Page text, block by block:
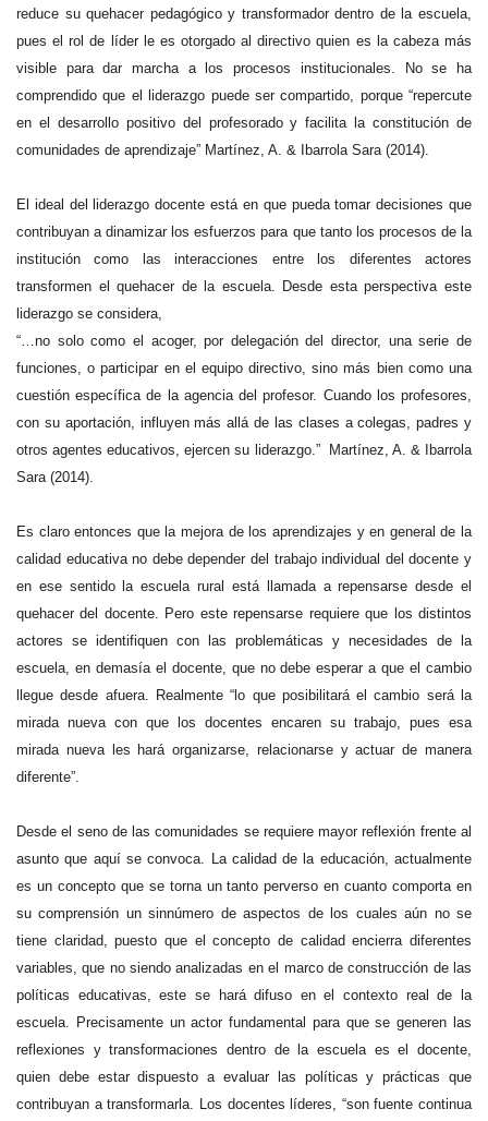
reduce su quehacer pedagógico y transformador dentro de la escuela,
pues el rol de líder le es otorgado al directivo quien es la cabeza más
visible para dar marcha a los procesos institucionales. No se ha
comprendido que el liderazgo puede ser compartido, porque “repercute
en el desarrollo positivo del profesorado y facilita la constitución de
comunidades de aprendizaje” Martínez, A. & Ibarrola Sara (2014).
El ideal del liderazgo docente está en que pueda tomar decisiones que
contribuyan a dinamizar los esfuerzos para que tanto los procesos de la
institución como las interacciones entre los diferentes actores
transformen el quehacer de la escuela. Desde esta perspectiva este
liderazgo se considera,
“…no solo como el acoger, por delegación del director, una serie de
funciones, o participar en el equipo directivo, sino más bien como una
cuestión específica de la agencia del profesor. Cuando los profesores,
con su aportación, influyen más allá de las clases a colegas, padres y
otros agentes educativos, ejercen su liderazgo.” Martínez, A. & Ibarrola
Sara (2014).
Es claro entonces que la mejora de los aprendizajes y en general de la
calidad educativa no debe depender del trabajo individual del docente y
en ese sentido la escuela rural está llamada a repensarse desde el
quehacer del docente. Pero este repensarse requiere que los distintos
actores se identifiquen con las problemáticas y necesidades de la
escuela, en demasía el docente, que no debe esperar a que el cambio
llegue desde afuera. Realmente “lo que posibilitará el cambio será la
mirada nueva con que los docentes encaren su trabajo, pues esa
mirada nueva les hará organizarse, relacionarse y actuar de manera
diferente”.
Desde el seno de las comunidades se requiere mayor reflexión frente al
asunto que aquí se convoca. La calidad de la educación, actualmente
es un concepto que se torna un tanto perverso en cuanto comporta en
su comprensión un sinnúmero de aspectos de los cuales aún no se
tiene claridad, puesto que el concepto de calidad encierra diferentes
variables, que no siendo analizadas en el marco de construcción de las
políticas educativas, este se hará difuso en el contexto real de la
escuela. Precisamente un actor fundamental para que se generen las
reflexiones y transformaciones dentro de la escuela es el docente,
quien debe estar dispuesto a evaluar las políticas y prácticas que
contribuyan a transformarla. Los docentes líderes, “son fuente continua